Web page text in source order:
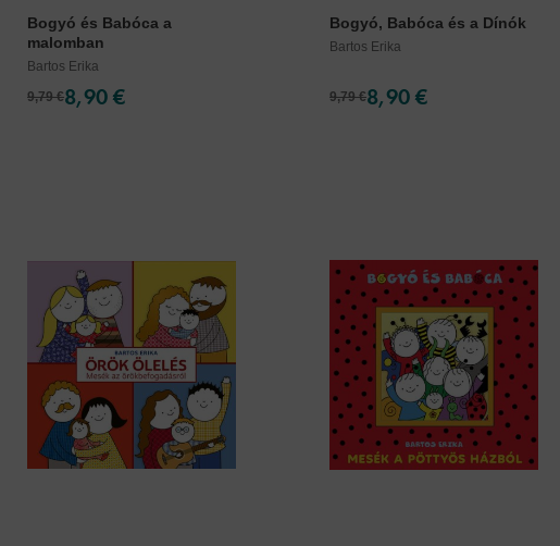
Bogyó és Babóca a
malomban
Bartos Erika
9,79 €8,90 €
Bogyó, Babóca és a Dínók
Bartos Erika
9,79 €8,90 €